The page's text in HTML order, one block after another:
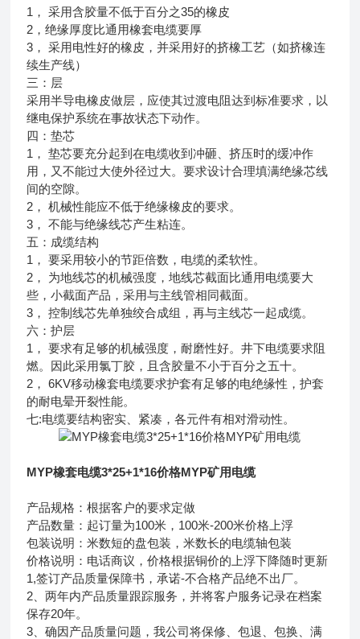
1， 采用含胶量不低于百分之35的橡皮
2，绝缘厚度比通用橡套电缆要厚
3， 采用电性好的橡皮，并采用好的挤橡工艺（如挤橡连
续生产线）
三：层
采用半导电橡皮做层，应使其过渡电阻达到标准要求，以
继电保护系统在事故状态下动作。
四：垫芯
1， 垫芯要充分起到在电缆收到冲砸、挤压时的缓冲作
用，又不能过大使外径过大。要求设计合理填满绝缘芯线
间的空隙。
2， 机械性能应不低于绝缘橡皮的要求。
3， 不能与绝缘线芯产生粘连。
五：成缆结构
1， 要采用较小的节距倍数，电缆的柔软性。
2， 为地线芯的机械强度，地线芯截面比通用电缆要大
些，小截面产品，采用与主线管相同截面。
3， 控制线芯先单独绞合成组，再与主线芯一起成缆。
六：护层
1， 要求有足够的机械强度，耐磨性好。井下电缆要求阻
燃。因此采用氯丁胶，且含胶量不小于百分之五十。
2， 6KV移动橡套电缆要求护套有足够的电绝缘性，护套
的耐电晕开裂性能。
七:电缆要结构密实、紧凑，各元件有相对滑动性。
MYP橡套电缆3*25+1*16价格MYP矿用电缆
产品规格：根据客户的要求定做
产品数量：起订量为100米，100米-200米价格上浮
包装说明：米数短的盘包装，米数长的电缆轴包装
价格说明：电话商议，价格根据铜价的上浮下降随时更新
1,签订产品质量保障书，承诺-不合格产品绝不出厂。
2、两年内产品质量跟踪服务，并将客户服务记录在档案
保存20年。
3、确因产品质量问题，我公司将保修、包退、包换、满